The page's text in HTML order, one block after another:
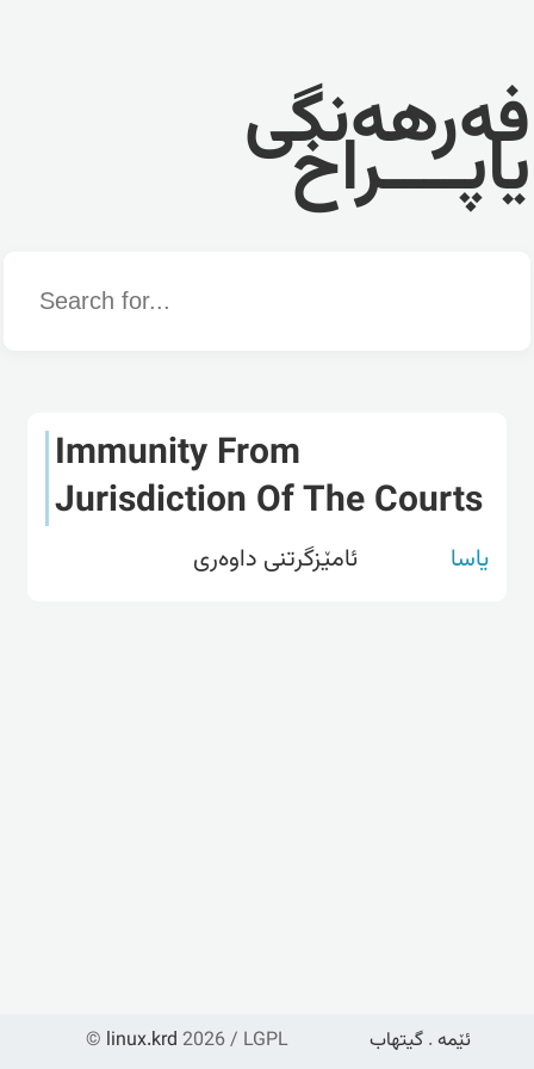
فەرهەنگی
یاپــــراخ
Word
Immunity From
Jurisdiction Of The Courts
یاسا ئامێزگرتنی داوەری
© linux.krd 2026 / LGPL ئێمە . گیتهاب